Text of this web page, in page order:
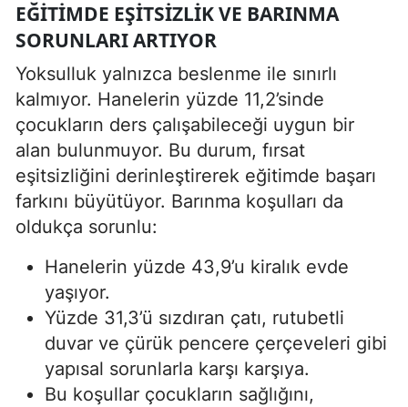
EĞITIMDE EŞITSIZLIK VE BARINMA
SORUNLARI ARTIYOR
Yoksulluk yalnızca beslenme ile sınırlı
kalmıyor. Hanelerin yüzde 11,2’sinde
çocukların ders çalışabileceği uygun bir
alan bulunmuyor. Bu durum, fırsat
eşitsizliğini derinleştirerek eğitimde başarı
farkını büyütüyor. Barınma koşulları da
oldukça sorunlu:
Hanelerin yüzde 43,9’u kiralık evde
yaşıyor.
Yüzde 31,3’ü sızdıran çatı, rutubetli
duvar ve çürük pencere çerçeveleri gibi
yapısal sorunlarla karşı karşıya.
Bu koşullar çocukların sağlığını,